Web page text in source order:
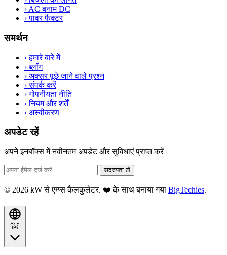
› AC बनाम DC
›पावर फैक्टर
समर्थन
›हमारे बारे में
›ब्लॉग
› अक्सर पूछे जाने वाले प्रश्न
›संपर्क करें
›गोपनीयता नीति
›नियम और शर्तें
› अस्वीकरण
अपडेट रहें
अपने इनबॉक्स में नवीनतम अपडेट और सुविधाएं प्राप्त करें।
सदस्यता लें
© 2026 kW से एम्प्स कैलकुलेटर. ❤️ के साथ बनाया गया BigTechies.
हिंदी